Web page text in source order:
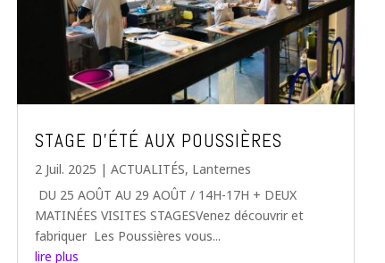
STAGE D’ÉTÉ AUX POUSSIÈRES
2 Juil. 2025 | ACTUALITÉS, Lanternes
DU 25 AOÛT AU 29 AOÛT / 14H-17H + DEUX
MATINÉES VISITES STAGESVenez découvrir et
fabriquer Les Poussières vous...
lire plus